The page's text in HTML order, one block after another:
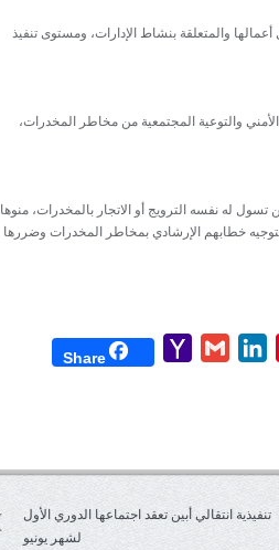
والمتعلقة بنشاط الإدارات، ومستوى تنفيذ
والتوعية المجتمعية من مخاطر المخدرات،
تسول له نفسه الترويج أو الاتجار بالمخدرات، منوها
خطابهم الإرشادي بمخاطر المخدرات وضررها
Pinterest
LinkedIn
Gmail
Yahoo
Share
تنفيذية انتقالي أبين تعقد اجتماعها الدوري الأول
لشهر يونيو